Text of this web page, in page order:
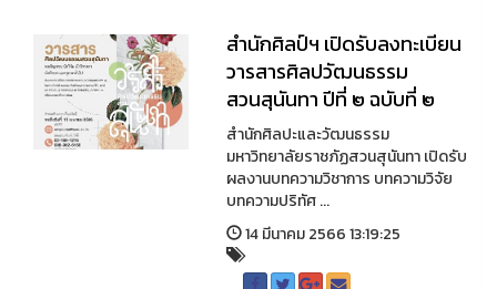
สำนักศิลป์ฯ เปิดรับลงทะเบียน
วารสารศิลปวัฒนธรรม
สวนสุนันทา ปีที่ ๒ ฉบับที่ ๒
สำนักศิลปะและวัฒนธรรม
มหาวิทยาลัยราชภัฏสวนสุนันทา เปิดรับ
ผลงานบทความวิชาการ บทความวิจัย
บทความปริทัศ ...
14 มีนาคม 2566 13:19:25